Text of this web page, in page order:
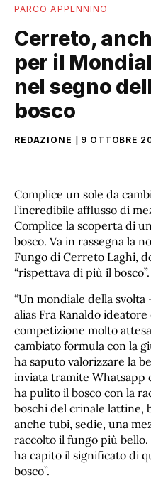
PARCO APPENNINO
Cerreto,
per il
nel segno
bosco
REDAZIONE 9 OTTOBRE
Complice un sole da
l’incredibile afflusso di
Complice la scoperta di
bosco. Va in rassegna la
Fungo di Cerreto Laghi,
“rispettava di più il bosco”.
“Un mondiale della svolta
alias Fra Ranaldo
competizione molto
cambiato formula con la
ha saputo valorizzare la
inviata tramite Whatsapp
ha pulito il bosco con la
boschi del crinale lattine,
anche tubi, sedie, una
raccolto il fungo più bello.
ha capito il significato di
bosco”.